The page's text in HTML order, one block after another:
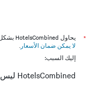
*
يحاول HotelsCombined بشكل دائم الحصول على الأسعار الدقيقة، ولكن
لا يمكن ضمان الأسعار .
إليك السبب:
HotelsCombined ليس البائع